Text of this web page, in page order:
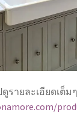
รายละเอียดเต็